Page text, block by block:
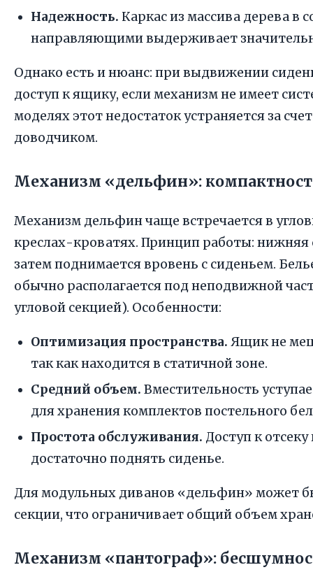
Надежность. Каркас из массива дерева в
направляющими выдерживает
Однако есть и нюанс: при выдвижении
доступ к ящику, если механизм не имеет
моделях этот недостаток устраняется за
доводчиком.
Механизм «дельфин»:
Механизм дельфин чаще встречается в
креслах-кроватях. Принцип работы: нижняя
затем поднимается вровень с сиденьем.
обычно располагается под неподвижной
угловой секцией). Особенности:
Оптимизация пространства. Ящик не
так как находится в статичной зоне.
Средний объем. Вместительность
для хранения комплектов постельного
Простота обслуживания. Доступ к
достаточно поднять сиденье.
Для модульных диванов «дельфин» может
секции, что ограничивает общий объем
Механизм «пантограф»: